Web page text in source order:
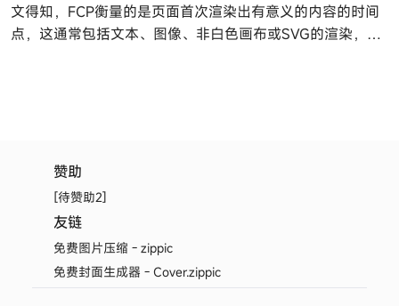
文得知，FCP衡量的是页面首次渲染出有意义的内容的时间
点，这通常包括文本、图像、非白色画布或SVG的渲染，可
赞助
[待赞助2]
友链
免费图片压缩 - zippic
免费封面生成器 - Cover.zippic